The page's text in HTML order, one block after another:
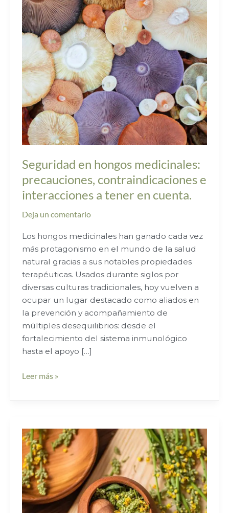
Seguridad en hongos medicinales:
precauciones, contraindicaciones e
interacciones a tener en cuenta.
Deja un comentario
Los hongos medicinales han ganado cada vez
más protagonismo en el mundo de la salud
natural gracias a sus notables propiedades
terapéuticas. Usados durante siglos por
diversas culturas tradicionales, hoy vuelven a
ocupar un lugar destacado como aliados en
la prevención y acompañamiento de
múltiples desequilibrios: desde el
fortalecimiento del sistema inmunológico
hasta el apoyo […]
medicinales:
precauciones,
contraindicaciones
interacciones
a
tener
en
cuenta.
Leer más »
Respirar
mejor:
plantas
aliadas
que
calman
la